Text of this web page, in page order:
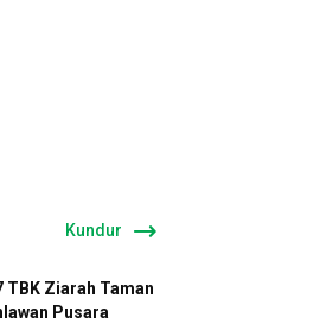
Kundur
TBK Ziarah Taman
Pusara